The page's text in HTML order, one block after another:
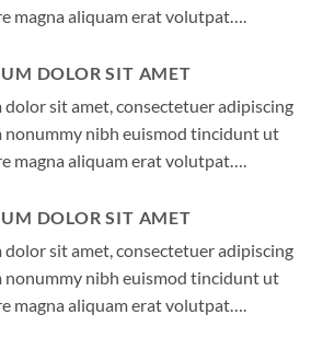
magna aliquam erat volutpat….
DOLOR SIT AMET
dolor sit amet, consectetuer adipiscing
nonummy nibh euismod tincidunt ut
magna aliquam erat volutpat….
DOLOR SIT AMET
dolor sit amet, consectetuer adipiscing
nonummy nibh euismod tincidunt ut
magna aliquam erat volutpat….